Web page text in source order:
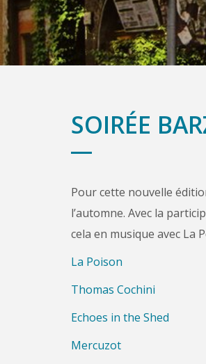
SOIRÉE
Pour cette nouvelle
l’automne. Avec la
cela en musique avec La
La Poison
Thomas Cochini
Echoes in the Shed
Mercuzot